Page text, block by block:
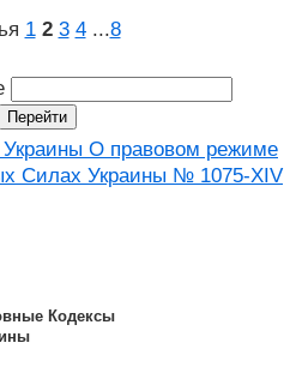
1 2 3 4 ...8
Украины О правовом режиме
Силах Украины № 1075-XIV
Кодексы